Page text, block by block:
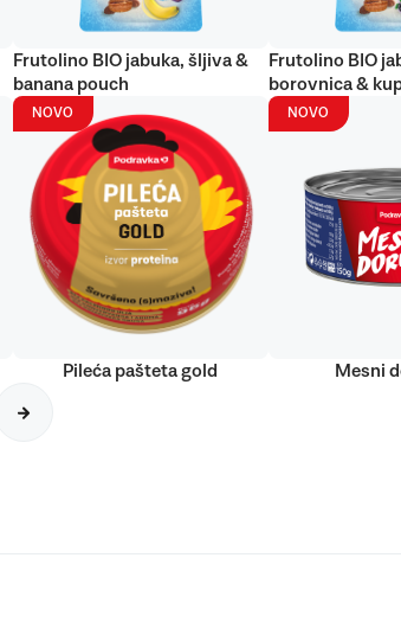
Frutolino BIO jabuka, šljiva &
banana pouch
Frutolino BIO
borovnica &
NOVO
Pileća pašteta gold
NOVO
Mesni